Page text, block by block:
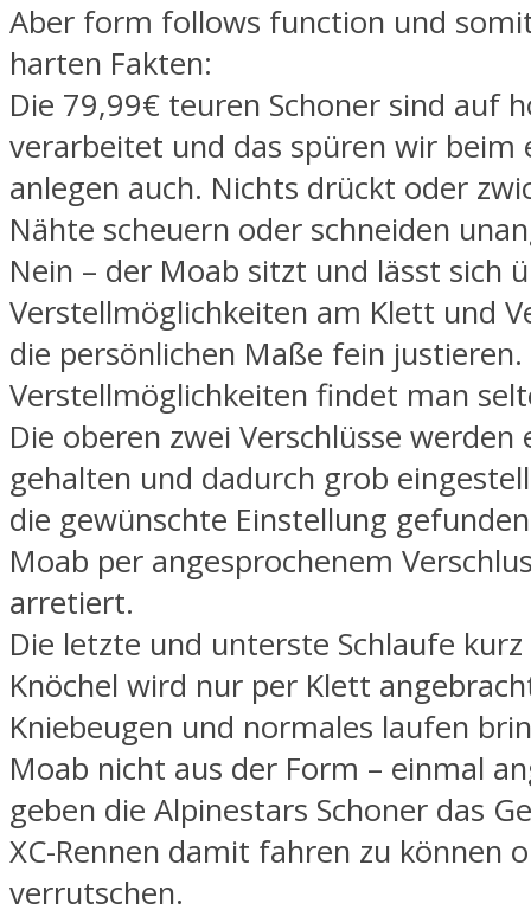
Aber form follows function und
harten Fakten:
Die 79,99€ teuren Schoner sind auf
verarbeitet und das spüren wir beim
anlegen auch. Nichts drückt oder
Nähte scheuern oder schneiden
Nein – der Moab sitzt und lässt sich
Verstellmöglichkeiten am Klett und
die persönlichen Maße fein justieren.
Verstellmöglichkeiten findet man
Die oberen zwei Verschlüsse
gehalten und dadurch grob
die gewünschte Einstellung
Moab per angesprochenem
arretiert.
Die letzte und unterste Schlaufe
Knöchel wird nur per Klett
Kniebeugen und normales laufen
Moab nicht aus der Form – einmal
geben die Alpinestars Schoner das
XC-Rennen damit fahren zu können
verrutschen.